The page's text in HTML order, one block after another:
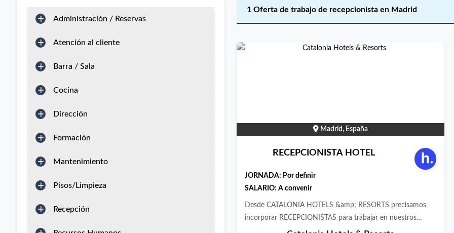
Administración / Reservas
Atención al cliente
Barra / Sala
Cocina
Dirección
Formación
Mantenimiento
Pisos/Limpieza
Recepción
1 Oferta de trabajo de recepcionista en Madrid
Madrid, España
RECEPCIONISTA HOTEL
JORNADA: Por definir
SALARIO: A convenir
Desde CATALONIA HOTELS &amp; RESORTS precisamos
incorporar RECEPCIONISTAS para trabajar en nuestros
hoteles ubicados en el centro de Madrid. Las principales